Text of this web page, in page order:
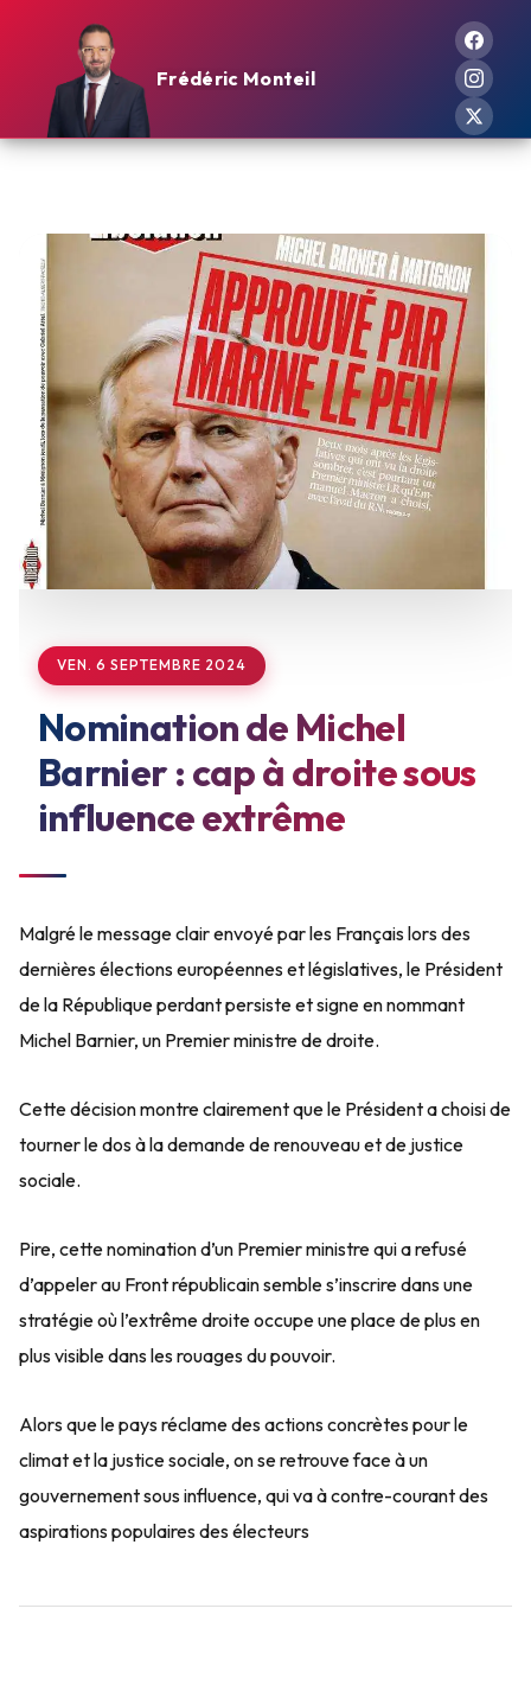
Frédéric Monteil
VEN. 6 SEPTEMBRE 2024
Nomination de Michel
Barnier : cap à droite sous
influence extrême
Malgré le message clair envoyé par les Français lors des
dernières élections européennes et législatives, le Président
de la République perdant persiste et signe en nommant
Michel Barnier, un Premier ministre de droite.
Cette décision montre clairement que le Président a choisi de
tourner le dos à la demande de renouveau et de justice
sociale.
Pire, cette nomination d’un Premier ministre qui a refusé
d’appeler au Front républicain semble s’inscrire dans une
stratégie où l’extrême droite occupe une place de plus en
plus visible dans les rouages du pouvoir.
Alors que le pays réclame des actions concrètes pour le
climat et la justice sociale, on se retrouve face à un
gouvernement sous influence, qui va à contre-courant des
aspirations populaires des électeurs